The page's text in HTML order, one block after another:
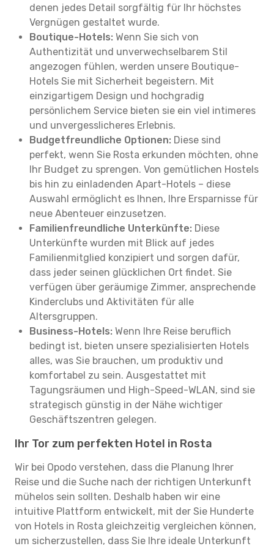
denen jedes Detail sorgfältig für Ihr höchstes
Vergnügen gestaltet wurde.
Boutique-Hotels: Wenn Sie sich von
Authentizität und unverwechselbarem Stil
angezogen fühlen, werden unsere Boutique-
Hotels Sie mit Sicherheit begeistern. Mit
einzigartigem Design und hochgradig
persönlichem Service bieten sie ein viel intimeres
und unvergesslicheres Erlebnis.
Budgetfreundliche Optionen: Diese sind
perfekt, wenn Sie Rosta erkunden möchten, ohne
Ihr Budget zu sprengen. Von gemütlichen Hostels
bis hin zu einladenden Apart-Hotels – diese
Auswahl ermöglicht es Ihnen, Ihre Ersparnisse für
neue Abenteuer einzusetzen.
Familienfreundliche Unterkünfte: Diese
Unterkünfte wurden mit Blick auf jedes
Familienmitglied konzipiert und sorgen dafür,
dass jeder seinen glücklichen Ort findet. Sie
verfügen über geräumige Zimmer, ansprechende
Kinderclubs und Aktivitäten für alle
Altersgruppen.
Business-Hotels: Wenn Ihre Reise beruflich
bedingt ist, bieten unsere spezialisierten Hotels
alles, was Sie brauchen, um produktiv und
komfortabel zu sein. Ausgestattet mit
Tagungsräumen und High-Speed-WLAN, sind sie
strategisch günstig in der Nähe wichtiger
Geschäftszentren gelegen.
Ihr Tor zum perfekten Hotel in Rosta
Wir bei Opodo verstehen, dass die Planung Ihrer
Reise und die Suche nach der richtigen Unterkunft
mühelos sein sollten. Deshalb haben wir eine
intuitive Plattform entwickelt, mit der Sie Hunderte
von Hotels in Rosta gleichzeitig vergleichen können,
um sicherzustellen, dass Sie Ihre ideale Unterkunft